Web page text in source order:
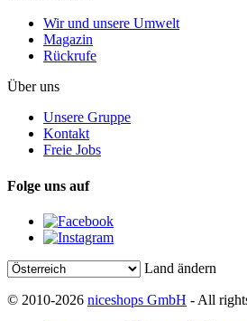
Wir und unsere Umwelt
Magazin
Rückrufe
Über uns
Unsere Gruppe
Kontakt
Freie Jobs
Folge uns auf
Land ändern
© 2010-2026 niceshops GmbH - All